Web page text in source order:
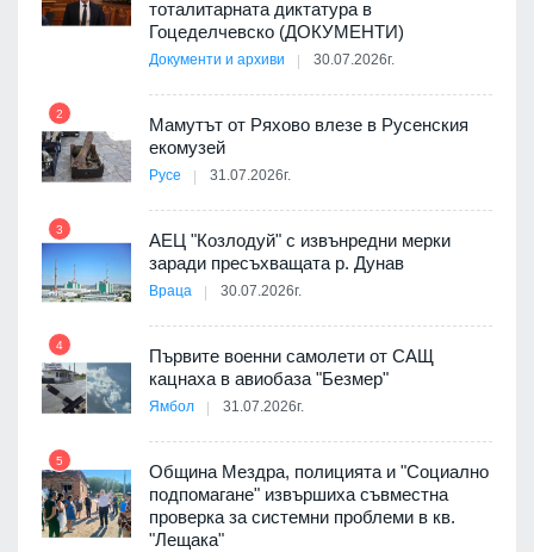
тоталитарната диктатура в
Гоцеделчевско (ДОКУМЕНТИ)
Документи и архиви 30.07.2026г.
2
Мамутът от Ряхово влезе в Русенския
екомузей
Русе 31.07.2026г.
3
АЕЦ "Козлодуй" с извънредни мерки
заради пресъхващата р. Дунав
Враца 30.07.2026г.
4
Първите военни самолети от САЩ
кацнаха в авиобаза "Безмер"
Ямбол 31.07.2026г.
5
Община Мездра, полицията и "Социално
подпомагане" извършиха съвместна
проверка за системни проблеми в кв.
"Лещака"